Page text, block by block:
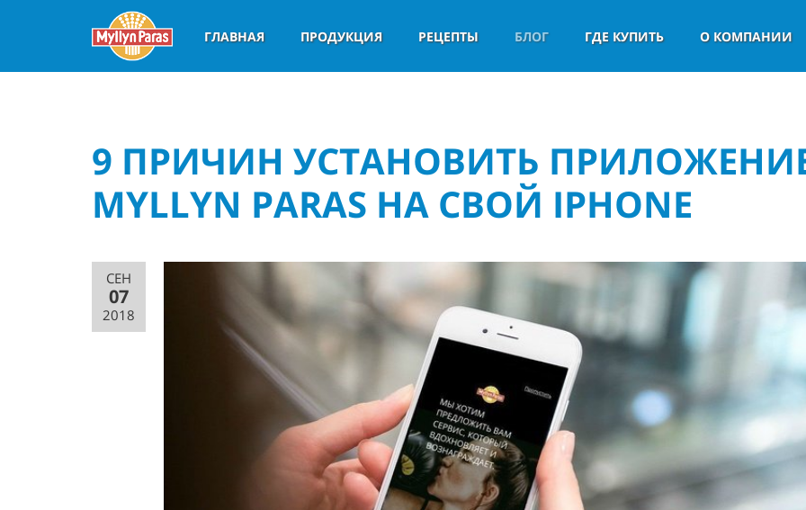
ГЛАВНАЯ ПРОДУКЦИЯ РЕЦЕПТЫ БЛОГ ГДЕ КУПИТЬ О КОМПАНИИ
9 ПРИЧИН УСТАНОВИТЬ
MYLLYN PARAS НА СВОЙ IPHONE
СЕН
07
2018